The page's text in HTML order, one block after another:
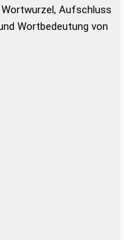
Aufschluss
Wortbedeutung von